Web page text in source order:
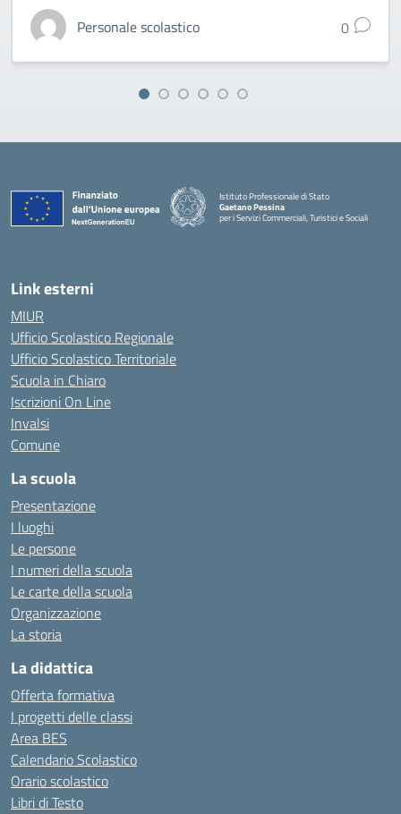
Personale scolastico 0
Istituto Professionale di Stato
Gaetano Pessina
per i Servizi Commerciali, Turistici e Sociali
— Visita la pagina iniziale della scuola
Link esterni
MIUR
Ufficio Scolastico Regionale
Ufficio Scolastico Territoriale
Scuola in Chiaro
Iscrizioni On Line
Invalsi
Comune
La scuola
Presentazione
I luoghi
Le persone
I numeri della scuola
Le carte della scuola
Organizzazione
La storia
La didattica
Offerta formativa
I progetti delle classi
Area BES
Calendario Scolastico
Orario scolastico
Libri di Testo